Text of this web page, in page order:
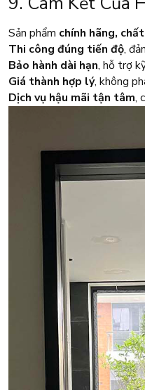
Sản phẩm chính hãng,
Thi công đúng tiến độ,
Bảo hành dài hạn, hỗ trợ
Giá thành hợp lý, không
Dịch vụ hậu mãi tận tâm,